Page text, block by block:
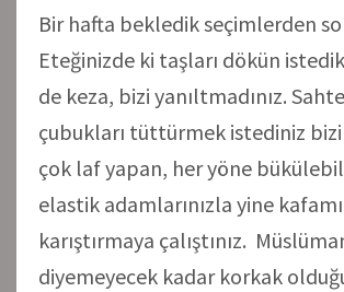
Bir hafta bekledik seçimlerden
Eteğinizde ki taşları dökün
de keza, bizi yanıltmadınız.
çubukları tüttürmek istediniz
çok laf yapan, her yöne
elastik adamlarınızla yine
karıştırmaya çalıştınız.
diyemeyecek kadar korkak